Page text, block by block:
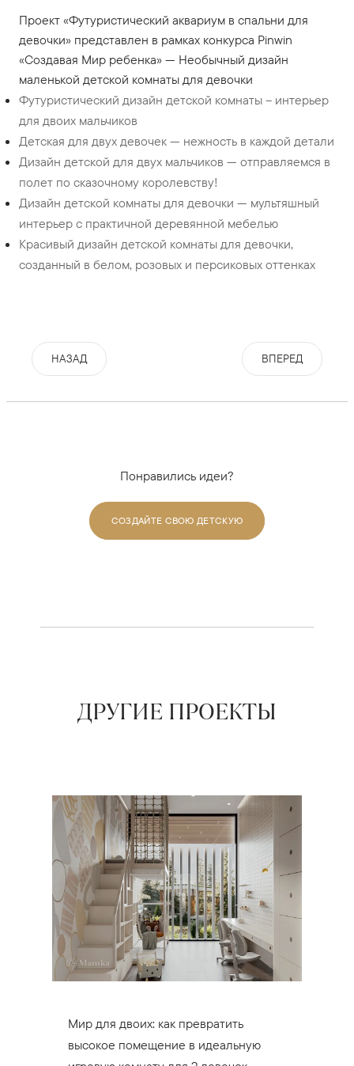
Проект «Футуристический аквариум в спальни для
девочки» представлен в рамках конкурса Pinwin
«Создавая Мир ребенка» — Необычный дизайн
маленькой детской комнаты для девочки
Футуристический дизайн детской комнаты – интерьер
для двоих мальчиков
Детская для двух девочек — нежность в каждой детали
Дизайн детской для двух мальчиков — отправляемся в
полет по сказочному королевству!
Дизайн детской комнаты для девочки — мультяшный
интерьер с практичной деревянной мебелью
Красивый дизайн детской комнаты для девочки,
созданный в белом, розовых и персиковых оттенках
НАЗАД ВПЕРЕД
Понравились идеи?
СОЗДАЙТЕ СВОЮ ДЕТСКУЮ
ДРУГИЕ ПРОЕКТЫ
Мир для двоих: как превратить
высокое помещение в идеальную